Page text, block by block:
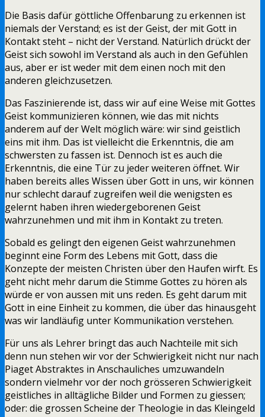
Die Basis dafür göttliche Offenbarung zu erkennen ist
niemals der Verstand; es ist der Geist, der mit Gott in
Kontakt steht – nicht der Verstand. Natürlich drückt der
Geist sich sowohl im Verstand als auch in den Gefühlen
aus, aber er ist weder mit dem einen noch mit den
anderen gleichzusetzen.
Das Faszinierende ist, dass wir auf eine Weise mit Gottes
Geist kommunizieren können, wie das mit nichts
anderem auf der Welt möglich wäre: wir sind geistlich
eins mit ihm. Das ist vielleicht die Erkenntnis, die am
schwersten zu fassen ist. Dennoch ist es auch die
Erkenntnis, die eine Tür zu jeder weiteren öffnet. Wir
haben bereits alles Wissen über Gott in uns, wir können
nur schlecht darauf zugreifen weil die wenigsten es
gelernt haben ihren wiedergeborenen Geist
wahrzunehmen und mit ihm in Kontakt zu treten.
Sobald es gelingt den eigenen Geist wahrzunehmen
beginnt eine Form des Lebens mit Gott, dass die
Konzepte der meisten Christen über den Haufen wirft. Es
geht nicht mehr darum die Stimme Gottes zu hören als
würde er von aussen mit uns reden. Es geht darum mit
Gott in eine Einheit zu kommen, die über das hinausgeht
was wir landläufig unter Kommunikation verstehen.
Für uns als Lehrer bringt das auch Nachteile mit sich
denn nun stehen wir vor der Schwierigkeit nicht nur nach
Piaget Abstraktes in Anschauliches umzuwandeln
sondern vielmehr vor der noch grösseren Schwierigkeit
geistliches in alltägliche Bilder und Formen zu giessen;
oder: die grossen Scheine der Theologie in das Kleingeld